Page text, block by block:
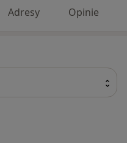
Adresy Opinie